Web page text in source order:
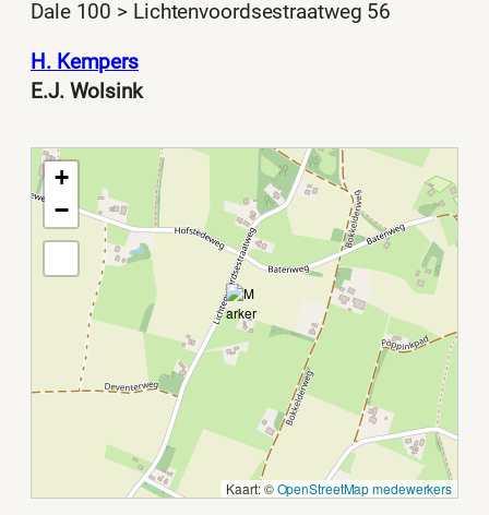
Dale 100 > Lichtenvoordsestraatweg 56
H. Kempers
E.J. Wolsink
+
−
Kaart: ©OpenStreetMap medewerkers